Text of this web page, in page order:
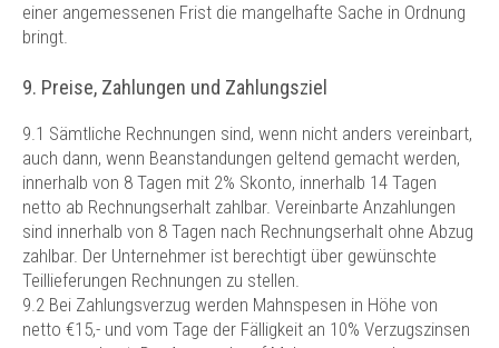
einer angemessenen Frist die mangelhafte Sache in Ordnung
bringt.
9. Preise, Zahlungen und Zahlungsziel
9.1 Sämtliche Rechnungen sind, wenn nicht anders vereinbart,
auch dann, wenn Beanstandungen geltend gemacht werden,
innerhalb von 8 Tagen mit 2% Skonto, innerhalb 14 Tagen
netto ab Rechnungserhalt zahlbar. Vereinbarte Anzahlungen
sind innerhalb von 8 Tagen nach Rechnungserhalt ohne Abzug
zahlbar. Der Unternehmer ist berechtigt über gewünschte
Teillieferungen Rechnungen zu stellen.
9.2 Bei Zahlungsverzug werden Mahnspesen in Höhe von
netto €15,- und vom Tage der Fälligkeit an 10% Verzugszinsen